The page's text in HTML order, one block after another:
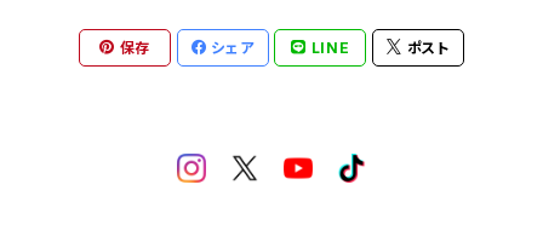
保存 シェア LINE ポスト